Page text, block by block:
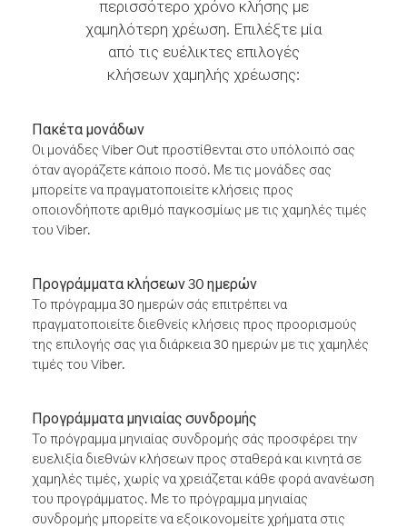
περισσότερο χρόνο κλήσης με
χαμηλότερη χρέωση. Επιλέξτε μία
από τις ευέλικτες επιλογές
κλήσεων χαμηλής χρέωσης:
Πακέτα μονάδων
Οι μονάδες Viber Out προστίθενται στο υπόλοιπό σας
όταν αγοράζετε κάποιο ποσό. Με τις μονάδες σας
μπορείτε να πραγματοποιείτε κλήσεις προς
οποιονδήποτε αριθμό παγκοσμίως με τις χαμηλές τιμές
του Viber.
Προγράμματα κλήσεων 30 ημερών
Το πρόγραμμα 30 ημερών σάς επιτρέπει να
πραγματοποιείτε διεθνείς κλήσεις προς προορισμούς
της επιλογής σας για διάρκεια 30 ημερών με τις χαμηλές
τιμές του Viber.
Προγράμματα μηνιαίας συνδρομής
Το πρόγραμμα μηνιαίας συνδρομής σάς προσφέρει την
ευελιξία διεθνών κλήσεων προς σταθερά και κινητά σε
χαμηλές τιμές, χωρίς να χρειάζεται κάθε φορά ανανέωση
του προγράμματος. Με το πρόγραμμα μηνιαίας
συνδρομής μπορείτε να εξοικονομείτε χρήματα στις